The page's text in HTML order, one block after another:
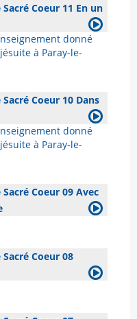
Sacré Coeur 11 En un
donné
à Paray-le-
Sacré Coeur 10 Dans
donné
à Paray-le-
Sacré Coeur 09 Avec
Sacré Coeur 08